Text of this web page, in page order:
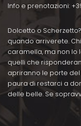
Info e prenotazioni:
Dolcetto o
quando arriverete.
caramella, ma non lo
quelli che
apriranno le porte
paura di restarci a
delle belle. Se